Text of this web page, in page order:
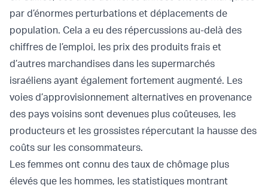
par d’énormes perturbations et déplacements de
population. Cela a eu des répercussions au-delà des
chiffres de l’emploi, les prix des produits frais et
d’autres marchandises dans les supermarchés
israéliens ayant également fortement augmenté. Les
voies d’approvisionnement alternatives en provenance
des pays voisins sont devenues plus coûteuses, les
producteurs et les grossistes répercutant la hausse des
coûts sur les consommateurs.
Les femmes ont connu des taux de chômage plus
élevés que les hommes, les statistiques montrant